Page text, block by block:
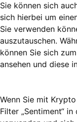
Sie können sich
sich hierbei um
Sie verwenden
auszutauschen.
können Sie sich
ansehen und diese
Wenn Sie mit
Filter „Sentiment“ in